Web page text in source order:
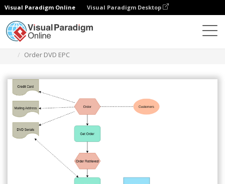
Visual Paradigm Online Visual Paradigm Desktop
Order DVD EPC